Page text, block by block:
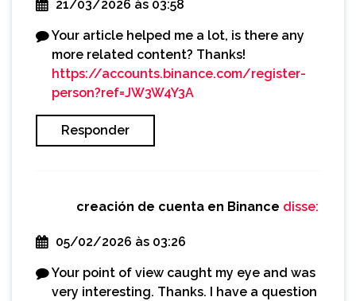
21/03/2026 às 03:58
Your article helped me a lot, is there any
more related content? Thanks!
https://accounts.binance.com/register-
person?ref=JW3W4Y3A
Responder
creación de cuenta en Binance disse:
05/02/2026 às 03:26
Your point of view caught my eye and was
very interesting. Thanks. I have a question